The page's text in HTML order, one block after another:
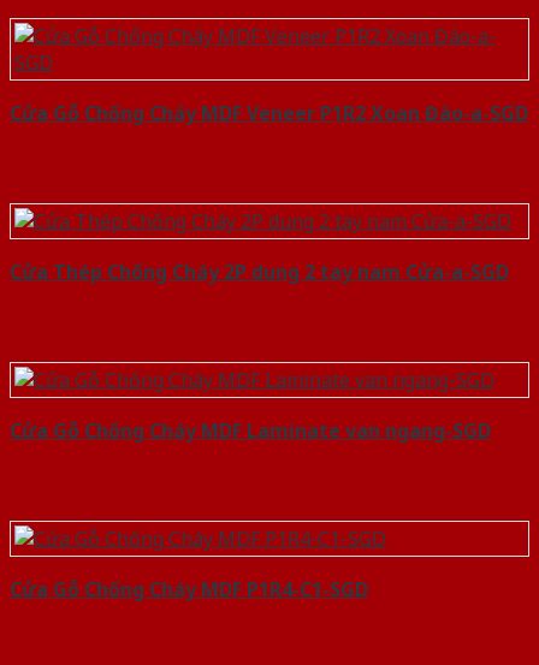
Cửa Gỗ Chống Cháy MDF Veneer P1R2 Xoan Đào-a-SGD
Cửa Thép Chống Cháy 2P dung 2 tay nam Cửa-a-SGD
Cửa Gỗ Chống Cháy MDF Laminate van ngang-SGD
Cửa Gỗ Chống Cháy MDF P1R4-C1-SGD